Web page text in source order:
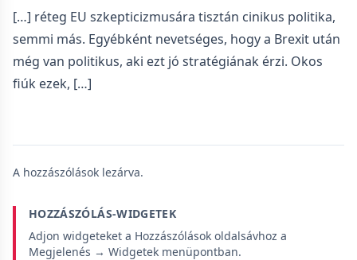
[…] réteg EU szkepticizmusára tisztán cinikus politika,
semmi más. Egyébként nevetséges, hogy a Brexit után
még van politikus, aki ezt jó stratégiának érzi. Okos
fiúk ezek, […]
A hozzászólások lezárva.
HOZZÁSZÓLÁS-WIDGETEK
Adjon widgeteket a Hozzászólások oldalsávhoz a
Megjelenés → Widgetek menüpontban.